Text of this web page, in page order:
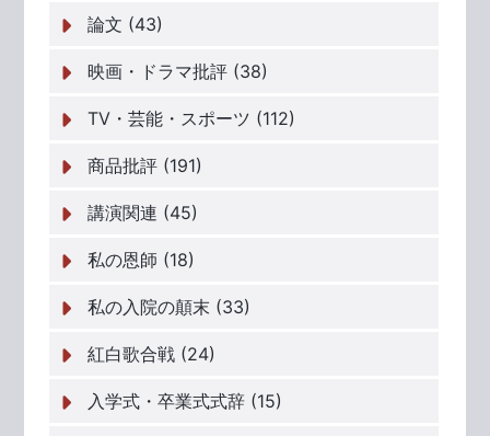
論文 (43)
映画・ドラマ批評 (38)
TV・芸能・スポーツ (112)
商品批評 (191)
講演関連 (45)
私の恩師 (18)
私の入院の顛末 (33)
紅白歌合戦 (24)
入学式・卒業式式辞 (15)